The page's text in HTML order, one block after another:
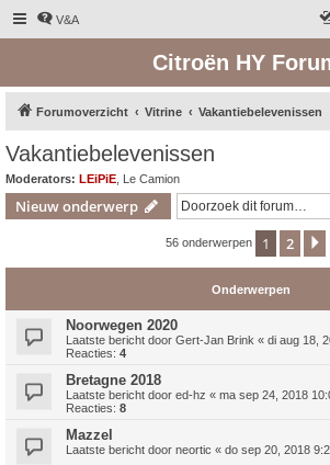
V&A
Citroën HY
Forumoverzicht Vitrine Vakantiebelevenissen
Vakantiebelevenissen
Moderators: LEiPiE Le Camion
Nieuw onderwerp
56 onderwerpen 1 2
Onderwerpen
Noorwegen 2020
Laatste bericht door Gert-Jan Brink « di aug 18,
Reacties: 4
Bretagne 2018
Laatste bericht door ed-hz « ma sep 24, 2018
Reacties: 8
Mazzel
Laatste bericht door neortic « do sep 20, 2018